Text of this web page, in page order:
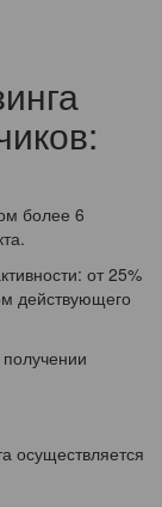
более 6
от 25%
действующего
осуществляется